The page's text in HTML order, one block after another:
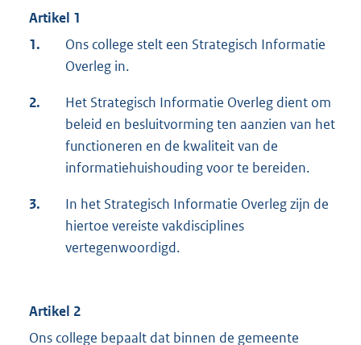
Artikel 1
1.
Ons college stelt een Strategisch Informatie
Overleg in.
2.
Het Strategisch Informatie Overleg dient om
beleid en besluitvorming ten aanzien van het
functioneren en de kwaliteit van de
informatiehuishouding voor te bereiden.
3.
In het Strategisch Informatie Overleg zijn de
hiertoe vereiste vakdisciplines
vertegenwoordigd.
Artikel 2
Ons college bepaalt dat binnen de gemeente